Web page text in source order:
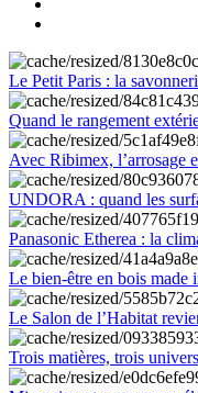
Le Petit Paris : la
Quand le rangement
Avec Ribimex, l’arrosage
UNDORA : quand les
Panasonic Etherea : la
Le bien-être en bois made
Le Salon de l’Habitat
Trois matières, trois